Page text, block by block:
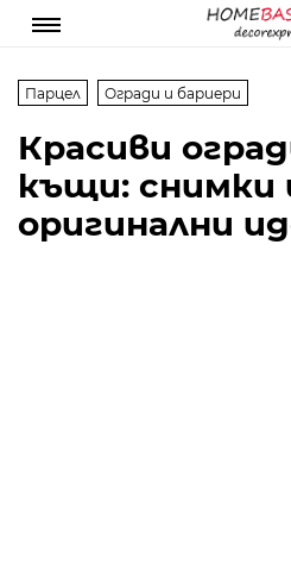
Парцел Огради и бариери
Красиви
къщи: снимки
оригинални